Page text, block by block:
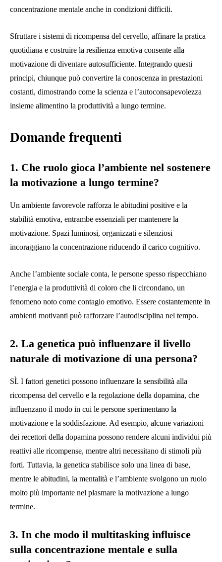
concentrazione mentale anche in condizioni difficili.
Sfruttare i sistemi di ricompensa del cervello, affinare la pratica
quotidiana e costruire la resilienza emotiva consente alla
motivazione di diventare autosufficiente. Integrando questi
principi, chiunque può convertire la conoscenza in prestazioni
costanti, dimostrando come la scienza e l’autoconsapevolezza
insieme alimentino la produttività a lungo termine.
Domande frequenti
1. Che ruolo gioca l’ambiente nel sostenere
la motivazione a lungo termine?
Un ambiente favorevole rafforza le abitudini positive e la
stabilità emotiva, entrambe essenziali per mantenere la
motivazione. Spazi luminosi, organizzati e silenziosi
incoraggiano la concentrazione riducendo il carico cognitivo.
Anche l’ambiente sociale conta, le persone spesso rispecchiano
l’energia e la produttività di coloro che li circondano, un
fenomeno noto come contagio emotivo. Essere costantemente in
ambienti motivanti può rafforzare l’autodisciplina nel tempo.
2. La genetica può influenzare il livello
naturale di motivazione di una persona?
SÌ. I fattori genetici possono influenzare la sensibilità alla
ricompensa del cervello e la regolazione della dopamina, che
influenzano il modo in cui le persone sperimentano la
motivazione e la soddisfazione. Ad esempio, alcune variazioni
dei recettori della dopamina possono rendere alcuni individui più
reattivi alle ricompense, mentre altri necessitano di stimoli più
forti. Tuttavia, la genetica stabilisce solo una linea di base,
mentre le abitudini, la mentalità e l’ambiente svolgono un ruolo
molto più importante nel plasmare la motivazione a lungo
termine.
3. In che modo il multitasking influisce
sulla concentrazione mentale e sulla